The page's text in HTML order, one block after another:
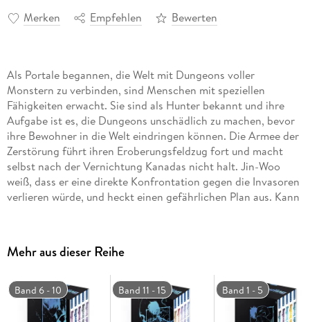
Merken Empfehlen Bewerten
Als Portale begannen, die Welt mit Dungeons voller
Monstern zu verbinden, sind Menschen mit speziellen
Fähigkeiten erwacht. Sie sind als Hunter bekannt und ihre
Aufgabe ist es, die Dungeons unschädlich zu machen, bevor
ihre Bewohner in die Welt eindringen können. Die Armee der
Zerstörung führt ihren Eroberungsfeldzug fort und macht
selbst nach der Vernichtung Kanadas nicht halt. Jin-Woo
weiß, dass er eine direkte Konfrontation gegen die Invasoren
verlieren würde, und heckt einen gefährlichen Plan aus. Kann
Mehr aus dieser Reihe
Band 6 - 10 Band 11 - 15 Band 1 - 5